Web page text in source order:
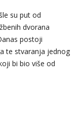
su put od
dvorana
postoji
te stvaranja jednog
bi bio više od